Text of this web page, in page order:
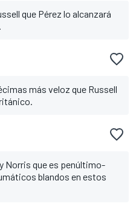
que Pérez lo alcanzará
más veloz que Russell
Norris que es penúltimo-
blandos en estos